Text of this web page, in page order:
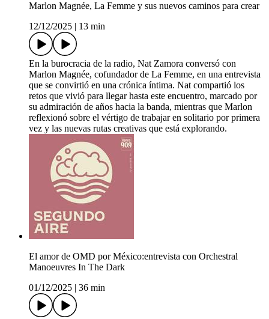
Marlon Magnée, La Femme y sus nuevos caminos para crear
12/12/2025
13 min
En la burocracia de la radio, Nat Zamora conversó con
Marlon Magnée, cofundador de La Femme, en una entrevista
que se convirtió en una crónica íntima. Nat compartió los
retos que vivió para llegar hasta este encuentro, marcado por
su admiración de años hacia la banda, mientras que Marlon
reflexionó sobre el vértigo de trabajar en solitario por primera
vez y las nuevas rutas creativas que está explorando.
El amor de OMD por México:entrevista con Orchestral
Manoeuvres In The Dark
01/12/2025
36 min